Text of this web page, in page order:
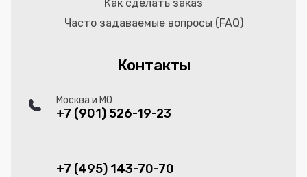
Как сделать заказ
Часто задаваемые вопросы (FAQ)
Контакты
Москва и МО
+7 (901) 526-19-23
+7 (495) 143-70-70